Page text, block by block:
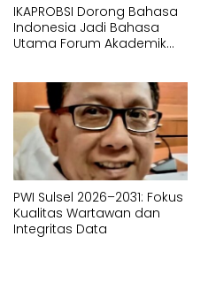
IKAPROBSI Dorong Bahasa
Indonesia Jadi Bahasa
Utama Forum Akademik
PWI Sulsel 2026–2031: Fokus
Kualitas Wartawan dan
Integritas Data